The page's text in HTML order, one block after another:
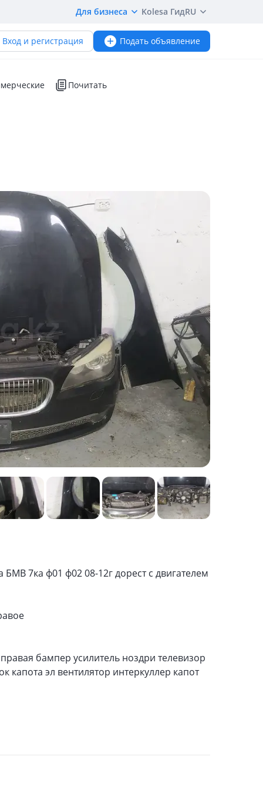
Для бизнеса Kolesa ГидRU
Вход и регистрация Подать объявление
Почитать
7ка ф01 ф02 08-12г дорест с двигателем
бампер усилитель ноздри телевизор
эл вентилятор интеркуллер капот